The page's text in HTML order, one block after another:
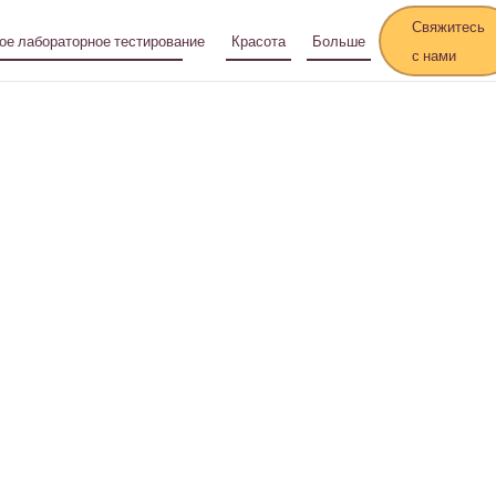
лабораторное тестирование Красота Больше
Свяжитесь
с нами